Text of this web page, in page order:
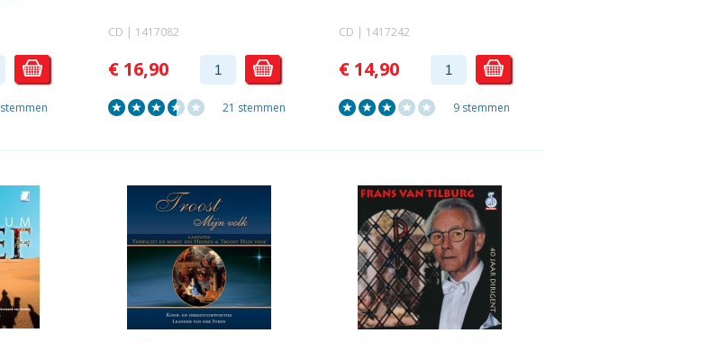
CD | 1417082
€ 16,90
21 stemmen
CD | 1417242
€ 14,90
9 stemmen